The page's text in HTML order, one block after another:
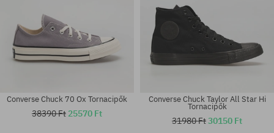
Converse Chuck 70 Ox Tornacipők
38390 Ft 25570 Ft
Converse Chuck Taylor All Star Hi
Tornacipők
31980 Ft30150 Ft